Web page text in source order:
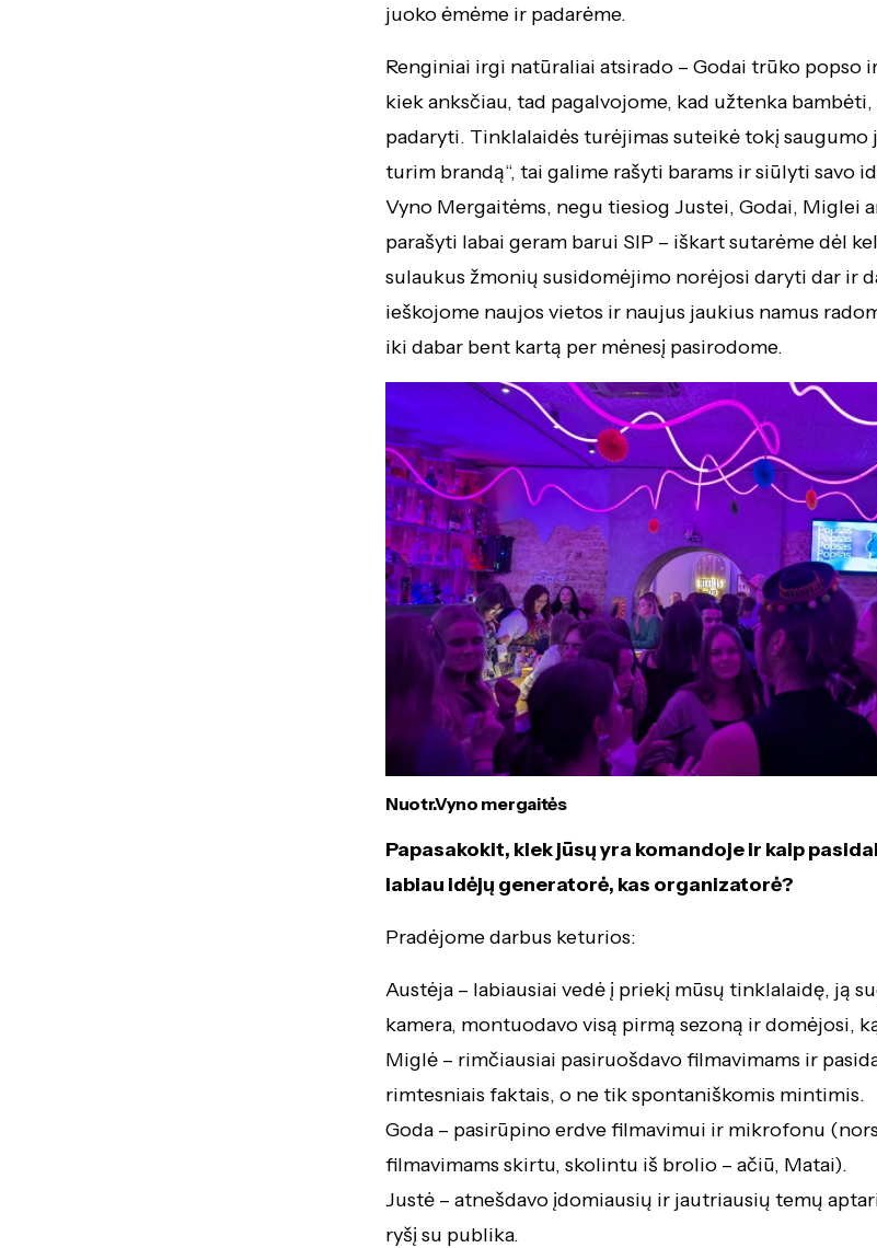
juoko ėmėme ir padarėme.
Renginiai irgi natūraliai atsirado – Godai trūko popso
kiek anksčiau, tad pagalvojome, kad užtenka
padaryti. Tinklalaidės turėjimas suteikė tokį saugumo
turim brandą“, tai galime rašyti barams ir siūlyti savo
Vyno Mergaitėms, negu tiesiog Justei, Godai, Miglei
parašyti labai geram barui SIP – iškart sutarėme dėl
sulaukus žmonių susidomėjimo norėjosi daryti dar ir
ieškojome naujos vietos ir naujus jaukius namus
iki dabar bent kartą per mėnesį pasirodome.
Nuotr.Vyno mergaitės
Papasakokit, kiek jūsų yra komandoje ir kaip
labiau idėjų generatorė, kas organizatorė?
Pradėjome darbus keturios:
Austėja – labiausiai vedė į priekį mūsų tinklalaidę, ją
kamera, montuodavo visą pirmą sezoną ir domėjosi,
Miglė – rimčiausiai pasiruošdavo filmavimams ir
rimtesniais faktais, o ne tik spontaniškomis mintimis.
Goda – pasirūpino erdve filmavimui ir mikrofonu
filmavimams skirtu, skolintu iš brolio – ačiū, Matai).
Justė – atnešdavo įdomiausių ir jautriausių temų
ryšį su publika.